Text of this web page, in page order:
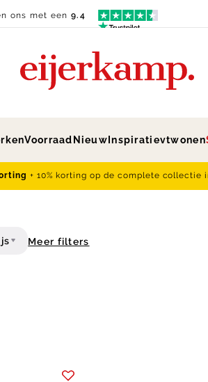
ons met een9.4
Voorraad Nieuw Inspiratievtwonen
+ 10% korting op de complete collectie
Meer filters